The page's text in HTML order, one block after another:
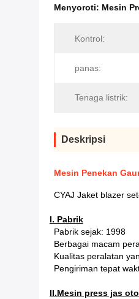
Menyoroti: Mesin
Kontrol:
panas:
Tenaga listrik:
Deskripsi
Mesin Penekan
CYAJ Jaket blazer
I. Pabrik
Pabrik sejak: 1998
Berbagai macam
Kualitas peralatan
Pengiriman tepat
II.Mesin press jas